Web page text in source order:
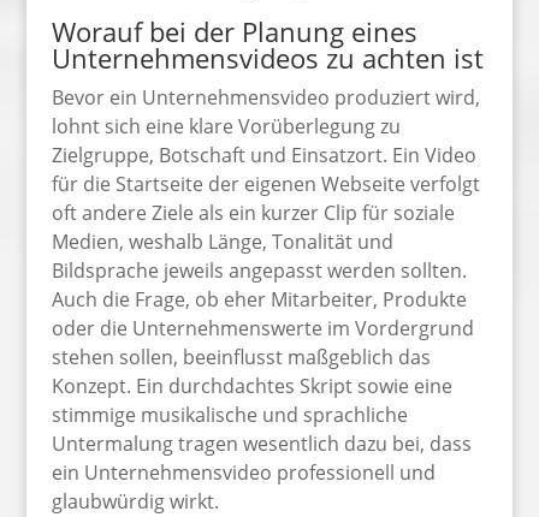
Worauf bei der Planung eines
Unternehmensvideos zu achten ist
Bevor ein Unternehmensvideo produziert wird,
lohnt sich eine klare Vorüberlegung zu
Zielgruppe, Botschaft und Einsatzort. Ein Video
für die Startseite der eigenen Webseite verfolgt
oft andere Ziele als ein kurzer Clip für soziale
Medien, weshalb Länge, Tonalität und
Bildsprache jeweils angepasst werden sollten.
Auch die Frage, ob eher Mitarbeiter, Produkte
oder die Unternehmenswerte im Vordergrund
stehen sollen, beeinflusst maßgeblich das
Konzept. Ein durchdachtes Skript sowie eine
stimmige musikalische und sprachliche
Untermalung tragen wesentlich dazu bei, dass
ein Unternehmensvideo professionell und
glaubwürdig wirkt.